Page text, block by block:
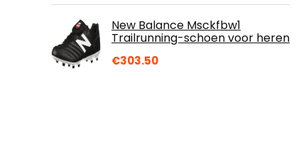
New Balance Msckfbw1
Trailrunning-schoen voor heren
€303.50